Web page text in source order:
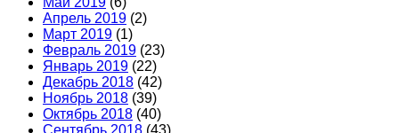
Апрель 2019 (2)
Март 2019 (1)
Февраль 2019 (23)
Январь 2019 (22)
Декабрь 2018 (42)
Ноябрь 2018 (39)
Октябрь 2018 (40)